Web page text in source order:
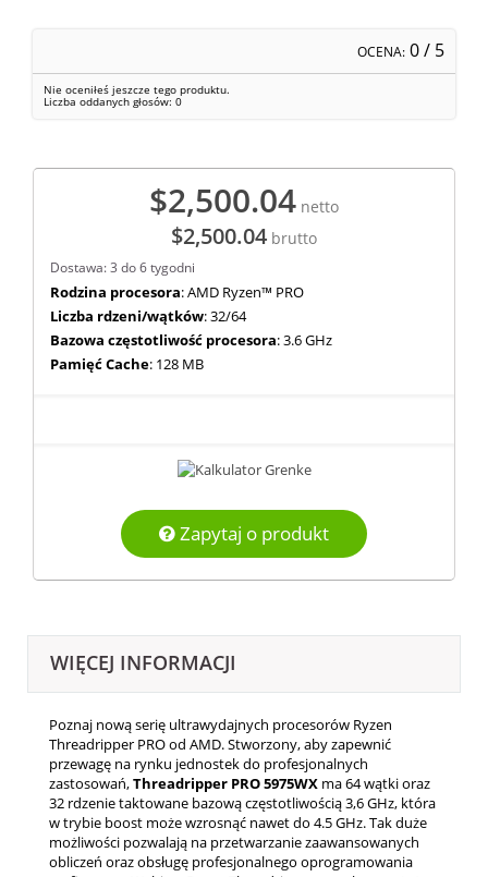
OCENA: 0/ 5
Nie oceniłeś jeszcze tego produktu.
Liczba oddanych głosów: 0
$2,500.04 netto
$2,500.04 brutto
Dostawa: 3 do 6 tygodni
Rodzina procesora: AMD Ryzen™ PRO
Liczba rdzeni/wątków: 32/64
Bazowa częstotliwość procesora: 3.6 GHz
Pamięć Cache: 128 MB
Zapytaj o produkt
WIĘCEJ INFORMACJI
Poznaj nową serię ultrawydajnych procesorów Ryzen
Threadripper PRO od AMD. Stworzony, aby zapewnić
przewagę na rynku jednostek do profesjonalnych
zastosowań,Threadripper PRO 5975WX ma 64 wątki oraz
32 rdzenie taktowane bazową częstotliwością 3,6 GHz, która
w trybie boost może wzrosnąć nawet do 4.5 GHz. Tak duże
możliwości pozwalają na przetwarzanie zaawansowanych
obliczeń oraz obsługę profesjonalnego oprogramowania